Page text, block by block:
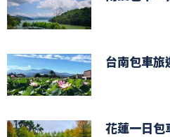
台南包車旅
花蓮一日包